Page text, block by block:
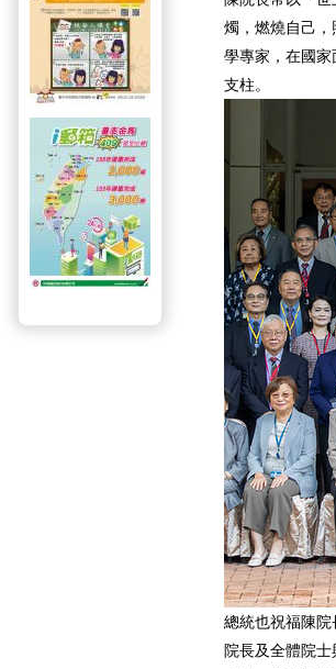
燭，燃燒自己
學專家，在國
支柱。
總統也祝福陳
院長及全體院